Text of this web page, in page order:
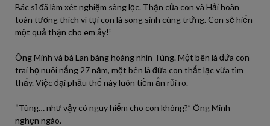
Bác sĩ đã làm xét nghiệm sàng lọc. Thận của con và Hải hoàn
toàn tương thích vì tụi con là song sinh cùng trứng. Con sẽ hiến
một quả thận cho em ấy!”
Ông Minh và bà Lan bàng hoàng nhìn Tùng. Một bên là đứa con
trai họ nuôi nấng 27 năm, một bên là đứa con thất lạc vừa tìm
thấy. Việc đại phẫu thế này luôn tiềm ẩn rủi ro.
“Tùng… như vậy có nguy hiểm cho con không?” Ông Minh
nghẹn ngào.